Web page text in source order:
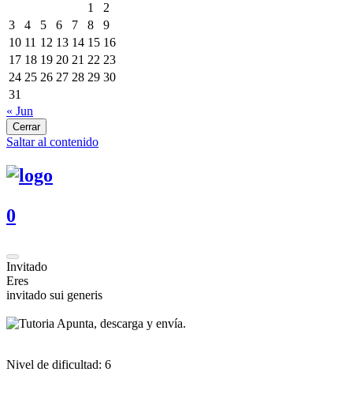
1
2
3
4 5 6 7 8
9
10 11 12 13 14 15 16
17 18 19 20 21 22 23
24 25 26 27 28 29 30
31
« Jun
Cerrar
Saltar al contenido
0
Invitado
Eres
invitado sui generis
Apunta, descarga y envía.
Nivel de dificultad: 6